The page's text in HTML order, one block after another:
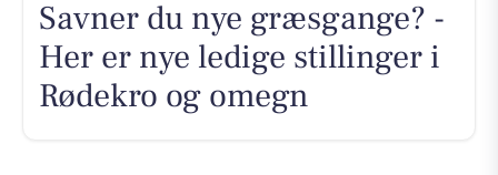
Savner du nye græsgange? -
Her er nye ledige stillinger i
Rødekro og omegn